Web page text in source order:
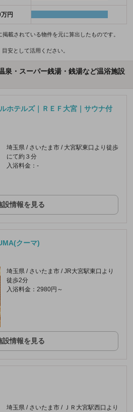
円
載されている物件を元に算出したものです。
安として活用ください。
泉・スーパー銭湯・銭湯など温浴施設
テルズ｜ＲＥＦ大宮｜サウナ付
埼玉県 / さいたま市 / 大宮駅東口より徒歩
にて約３分
入浴料金：-
設情報を見る
クーマ)
埼玉県 / さいたま市 / JR大宮駅東口より
徒歩2分
入浴料金：2980円～
設情報を見る
埼玉県 / さいたま市 / ＪＲ大宮駅西口より